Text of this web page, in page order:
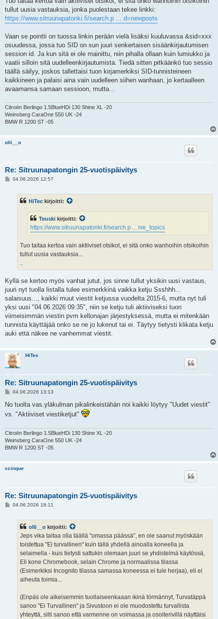
tullut uusia vastauksia, jonka puolestaan tekee linkki:
https://www.sitruunapatonki.fi/search.p ... d=newposts
Vaan se pointti on tuossa linkin perään vielä lisäksi kuuluvassa &sid=xxx
osuudessa, jossa tuo SID on sun juuri senkertaisen sisäänkirjautumisen
session id. Ja kun sitä ei ole mainittu, niin pihalla ollaan kuin lumiukko ja
vaatii silloin sitä uudelleenkirjautumista. Tiedä sitten pitkäänkö tuo sessio
täällä säilyy, joskos tallettaisi tuon kirjamerkiksi SID-tunnisteineen
kaikkineen ja palaisi aina vain uudelleen siihen wanhaan, jo kertaalleen
avaamansa samaan sessioon, mutta...
Citroën Berlingo 1.5BlueHDi 130 Shine XL -20
Weinsberg CaraOne 550 UK -24
BMW R 1200 ST -05
olli__o
Re: Sitruunapatongin 25-vuotispäivitys
V04.06.2026 12:57
HiTec kirjoitti:
Teuski kirjoitti:
https://www.sitruunapatonki.fi/search.p ... ive_topics
Tuo taitaa kertoa vain aktiiviset otsikot, ei sitä onko wanhoihin otsikoihin
tullut uusia vastauksia...
..
Kyllä se kertoo myös vanhat jutut, jos sinne tullut yksikin uusi vastaus,
juuri nyt tuolla listalla tulee esimerkkinä vaikka ketju Ssshhh...
salaisuus..., kaikki muut viestit ketjussa vuodelta 2015-6, mutta nyt tuli
yksi uusi "04.06.2026 09:35", niin se ketju tuli aktiiviseksi tuon
viimeisimmän viestin pvm kellonajan järjestyksessä, mutta ei mitenkään
tunnista käyttäjää onko se ne jo lukenut tai ei. Täytyy tietysti klikata ketju
auki että näkee ne vanhemmat viestit.
HiTec
Re: Sitruunapatongin 25-vuotispäivitys
V
e
t
04.06.2026 13:13
No tuolta vas.yläkulman pikalinkeistähän noi kaikki löytyy "Uudet viestit"
vs. "Aktiiviset viestiketjut"
Citroën Berlingo 1.5BlueHDi 130 Shine XL -20
Weinsberg CaraOne 550 UK -24
BMW R 1200 ST -05
ccinque
Re: Sitruunapatongin 25-vuotispäivitys
V04.06.2026 18:11
olli__o kirjoitti:
Jeps vika taitaa olla täällä "omassa päässä", en ole saanut myöskään
toistettua "Ei turvallinen" kuin tällä yhdellä ainoalla koneella ja
selaimella - kuis tietysti sattukin olemaan juuri se yhdistelmä käytössä,
Eli kone Chromebook, selain Chrome ja normaalissa tilassa
(Esimerkiksi Incognito tilassa samassa koneessa ei tule herjaa), eli ei
aiheuta toimia...
(Enpäs ole aikeisemmin tuollaiseenkaaan ikinä törmännyt, Turvatäppä
sanoo "Ei Turvallinen" ja Sivustoon ei ole muodostettu turvallista
yhteyttä, silti sanoo että varmenne on voimassa ja osoiterivillä näyttäisi